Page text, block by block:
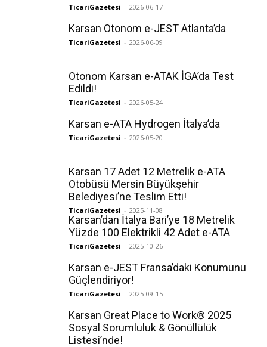
TicariGazetesi - 2026-06-17
Karsan Otonom e-JEST Atlanta’da
TicariGazetesi - 2026-06-09
Otonom Karsan e-ATAK İGA’da Test
Edildi!
TicariGazetesi - 2026-05-24
Karsan e-ATA Hydrogen İtalya’da
TicariGazetesi - 2026-05-20
Karsan 17 Adet 12 Metrelik e-ATA
Otobüsü Mersin Büyükşehir
Belediyesi’ne Teslim Etti!
TicariGazetesi - 2025-11-08
Karsan’dan İtalya Bari’ye 18 Metrelik
Yüzde 100 Elektrikli 42 Adet e-ATA
TicariGazetesi - 2025-10-26
Karsan e-JEST Fransa’daki Konumunu
Güçlendiriyor!
TicariGazetesi - 2025-09-15
Karsan Great Place to Work® 2025
Sosyal Sorumluluk & Gönüllülük
Listesi’nde!